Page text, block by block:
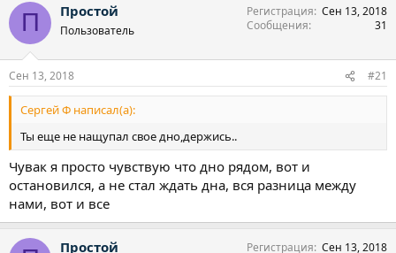
П Простой
Пользователь
Регистрация Сен 13, 2018
Сообщения
31
Сен 13, 2018 #21
Сергей Ф написал(а):
Ты еще не нащупал свое дно,держись..
Чувак я просто чувствую что дно рядом, вот и
остановился, а не стал ждать дна, вся разница между
нами, вот и все
Простой Регистрация Сен 13, 2018